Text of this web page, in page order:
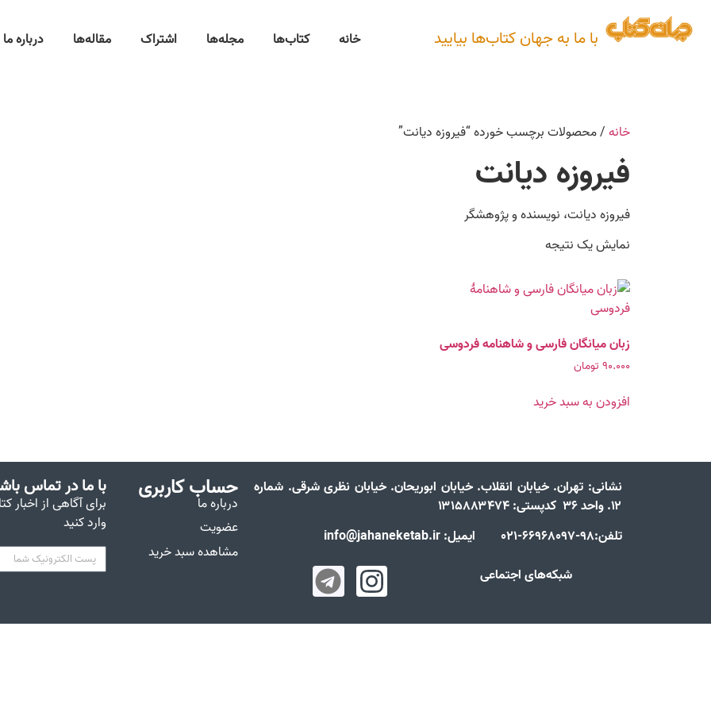
با ما به جهان کتاب‌ها بیایید خانه کتاب‌ها مجله‌ها اشتراک مقاله‌ها درباره ما
خانه / محصولات برچسب خورده “فیروزه دیانت”
فیروزه دیانت
فیروزه دیانت، نویسنده و پژوهشگر
نمایش یک نتیجه
زبان میانگان فارسی و شاهنامه فردوسی
۹۰.۰۰۰ تومان
افزودن به سبد خرید
نشانی: تهران. خیابان انقلاب. خیابان ابوریحان. خیابان نظری شرقی. شماره
۱۲. واحد ۳۶ کدپستی: ۱۳۱۵۸۸۳۴۷۴
تلفن:98-66968097-021 ایمیل: info@jahaneketab.ir
شبکه‌های اجتماعی
حساب کاربری
درباره ما
عضویت
مشاهده سبد خرید
با ما در تماس
برای آگاهی از اخبار
وارد کنید